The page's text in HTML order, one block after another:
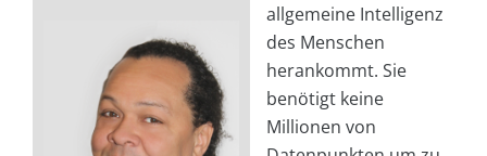
allgemeine Intelligenz
des Menschen
herankommt. Sie
benötigt keine
Millionen von